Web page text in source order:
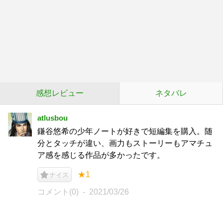
感想レビュー ネタバレ
atlusbou
鎌谷悠希の少年ノートが好きで短編集を購入。随
分とタッチが違い、画力もストーリーもアマチュ
ア感を感じる作品が多かったです。
ナイス ★1
コメント(0) 2021/03/26